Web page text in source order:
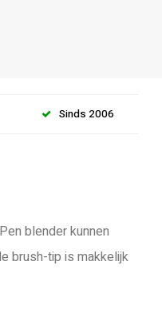
Sinds 2006
blender kunnen
brush-tip is makkelijk